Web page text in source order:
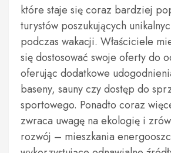
które staje się coraz bardziej
turystów poszukujących
podczas wakacji. Właściciele
się dostosować swoje oferty do
oferując dodatkowe
baseny, sauny czy dostęp do
sportowego. Ponadto coraz
zwraca uwagę na ekologię i
rozwój – mieszkania